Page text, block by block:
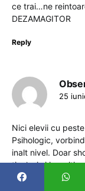
ce trai…ne
DEZAMAGITOR
Reply
25
Nici elevii cu
Psihologic,
inalt nivel. Doar
ticalosi si ipocriti,
un vot corect,